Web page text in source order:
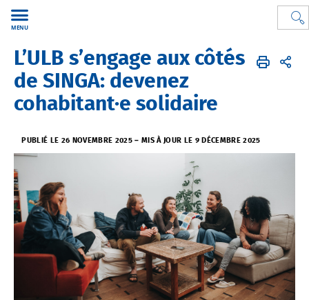
MENU
Soutenez l'ULB
L’ULB s’engage aux côtés
de SINGA: devenez
cohabitant·e solidaire
PUBLIÉ LE 26 NOVEMBRE 2025 – MIS À JOUR LE 9 DÉCEMBRE 2025